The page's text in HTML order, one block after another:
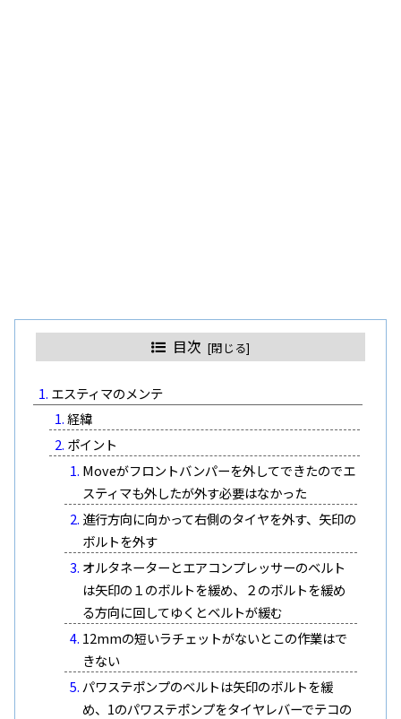
目次
エスティマのメンテ
経緯
ポイント
Moveがフロントバンパーを外してできたのでエ
スティマも外したが外す必要はなかった
進行方向に向かって右側のタイヤを外す、矢印の
ボルトを外す
オルタネーターとエアコンプレッサーのベルト
は矢印の１のボルトを緩め、２のボルトを緩め
る方向に回してゆくとベルトが緩む
12mmの短いラチェットがないとこの作業はで
きない
パワステポンプのベルトは矢印のボルトを緩
め、1のパワステポンプをタイヤレバーでテコの